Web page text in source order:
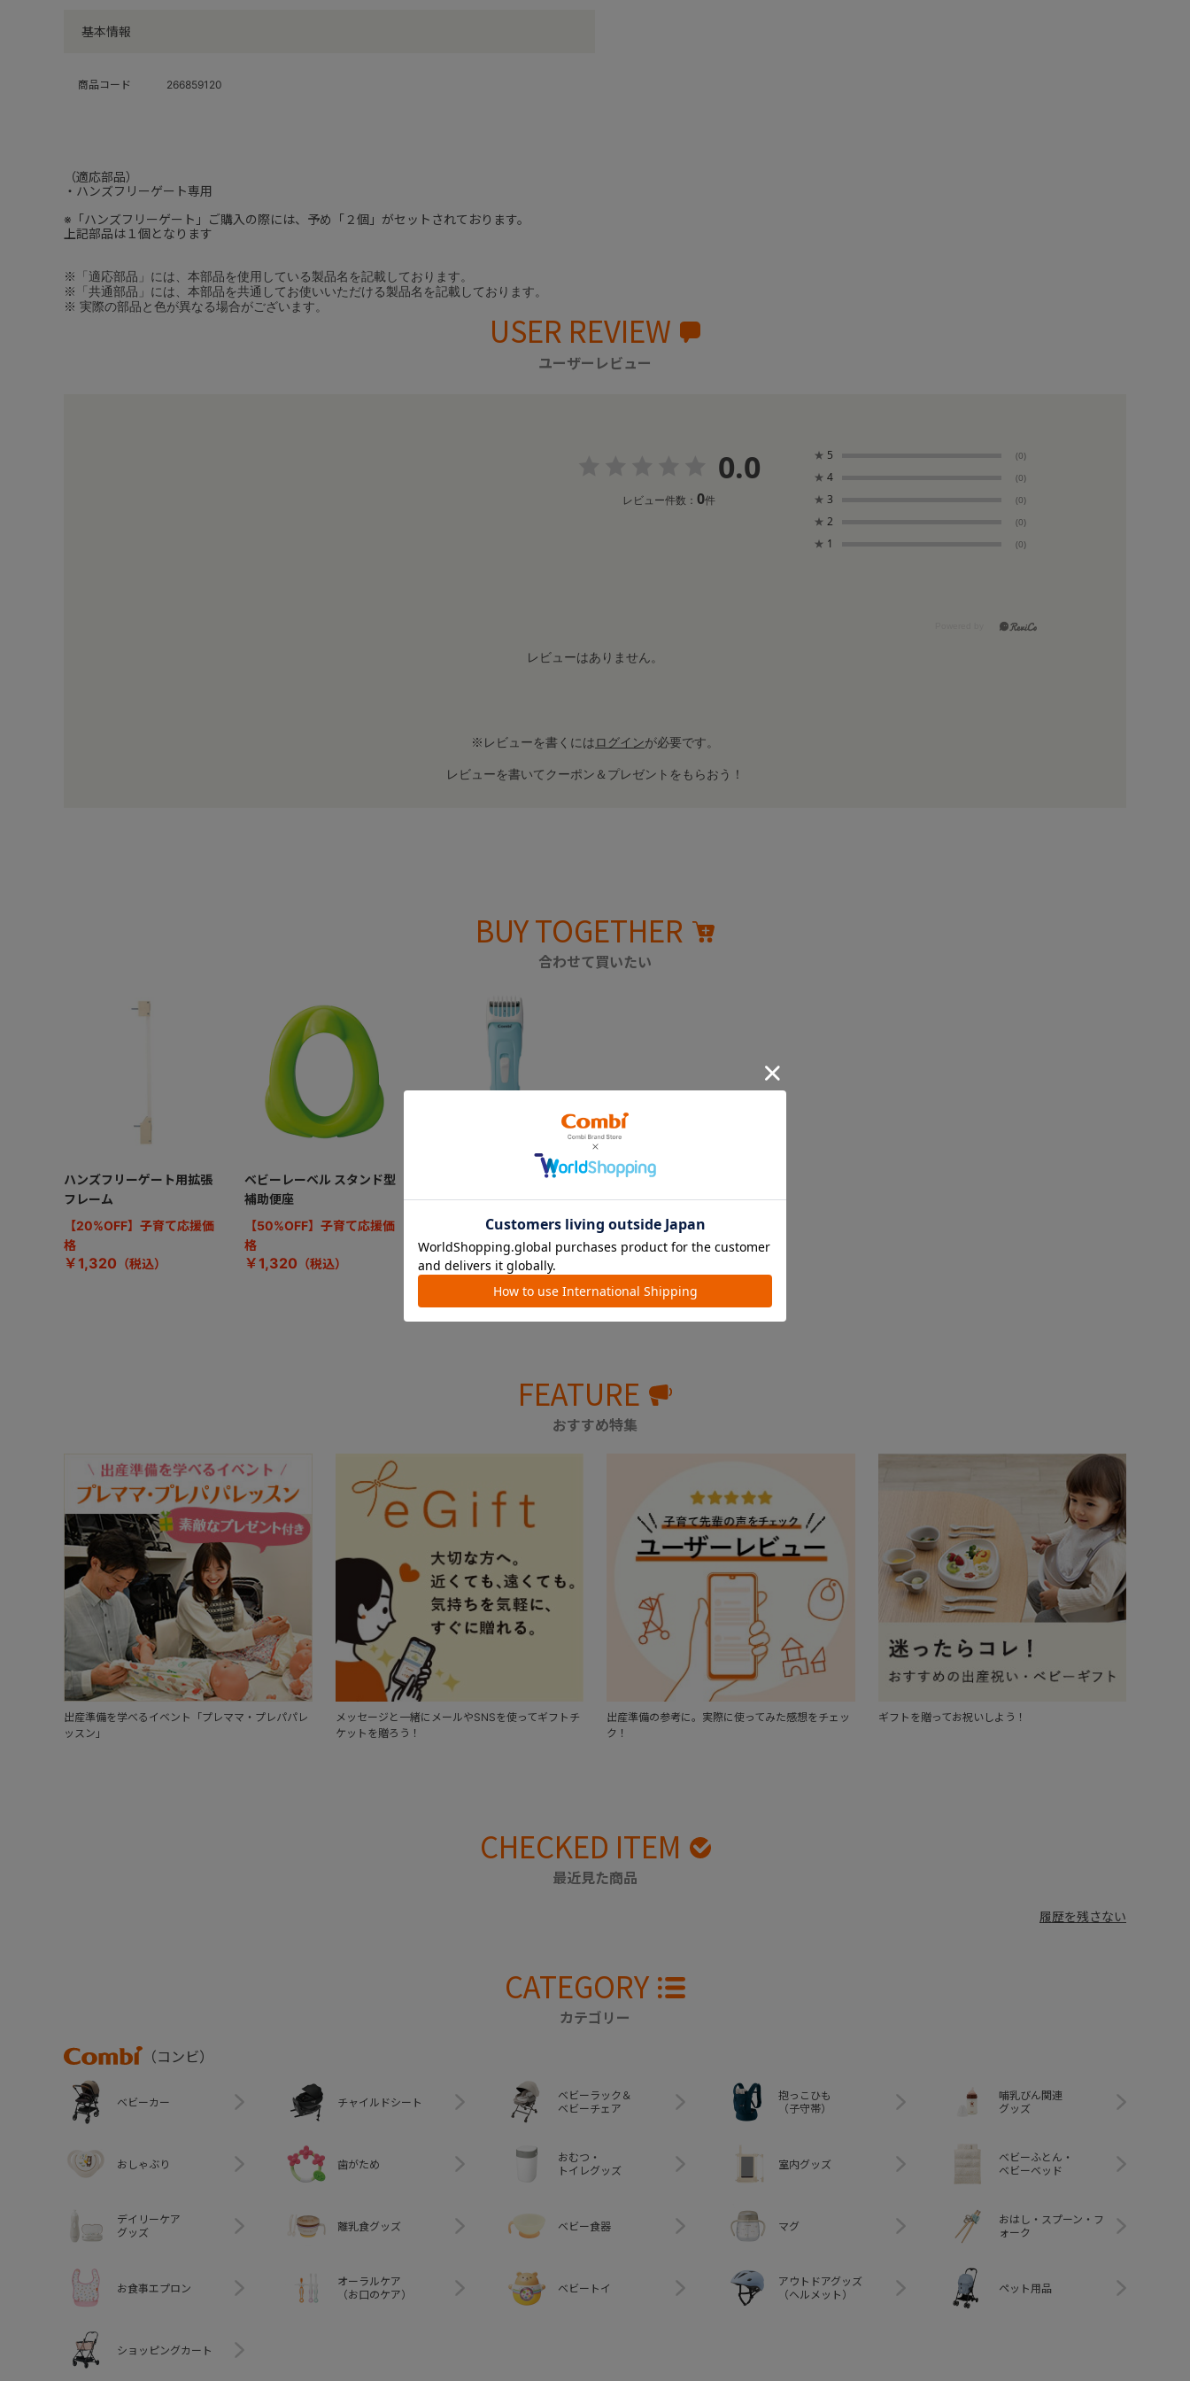
基本情報
商品コード 266859120
（適応部品）
・ハンズフリーゲート専用
※「ハンズフリーゲート」ご購入の際には、予め「２個」がセットされております。
上記部品は１個となります
※「適応部品」には、本部品を使用している製品名を記載しております。
※「共通部品」には、本部品を共通してお使いいただける製品名を記載しております。
※ 実際の部品と色が異なる場合がございます。
USER REVIEW
ユーザーレビュー
0.0
レビュー件数： 0件
★ 5 (0)
★ 4 (0)
★ 3 (0)
★ 2 (0)
★ 1 (0)
レビューはありません。
※レビューを書くにはログインが必要です。
レビューを書いてクーポン＆プレゼントをもらおう！
BUY TOGETHER
合わせて買いたい
ハンズフリーゲート用拡張
フレーム
【20%OFF】子育て応援価
格
￥1,320
ベビーレーベル スタンド型
補助便座
【50%OFF】子育て応援価
格
￥1,320
￥2,970
FEATURE
おすすめ特集
出産準備を学べるイベント「プレママ・プレパパレ
ッスン」
メッセージと一緒にメールやSNSを使ってギフトチ
ケットを贈ろう！
出産準備の参考に。実際に使ってみた感想をチェッ
ク！
ギフトを贈ってお祝いしよう！
CHECKED ITEM
最近見た商品
履歴を残さない
CATEGORY
カテゴリー
Combi
（コンビ）
ベビーカー チャイルドシート
ベビーラック＆
ベビーチェア
抱っこひも
（子守帯）
哺乳びん関連
グッズ
おしゃぶり 歯がため
おむつ・
トイレグッズ
室内グッズ
ベビーふとん・
ベビーベッド
デイリーケア
グッズ
離乳食グッズ ベビー食器 マグ
おはし・スプーン・フ
ォーク
お食事エプロン
オーラルケア
（お口のケア）
ベビートイ
アウトドアグッズ
（ヘルメット）
ペット用品
ショッピングカート